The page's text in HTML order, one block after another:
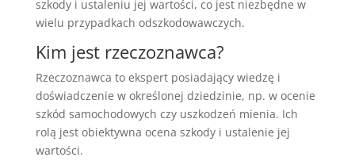
szkody i ustaleniu jej wartości, co jest niezbędne w
wielu przypadkach odszkodowawczych.
Kim jest rzeczoznawca?
Rzeczoznawca to ekspert posiadający wiedzę i
doświadczenie w określonej dziedzinie, np. w ocenie
szkód samochodowych czy uszkodzeń mienia. Ich
rolą jest obiektywna ocena szkody i ustalenie jej
wartości.